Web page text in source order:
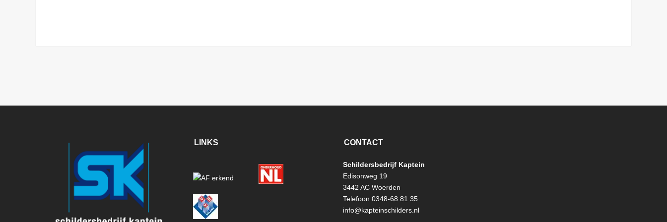
LINKS CONTACT
Schildersbedrijf Kaptein
Edisonweg 19
3442 AC Woerden
Telefoon 0348-68 81 35
info@kapteinschilders.nl